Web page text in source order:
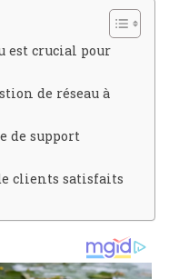
est crucial pour
de réseau à
de support
clients satisfaits